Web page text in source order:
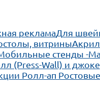
рекламаДля
витрины
стенды -
(Press-Wall) и
Ролл-ап